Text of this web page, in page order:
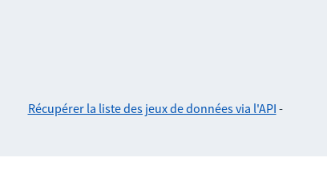
Récupérer la liste des jeux de données via l'API -